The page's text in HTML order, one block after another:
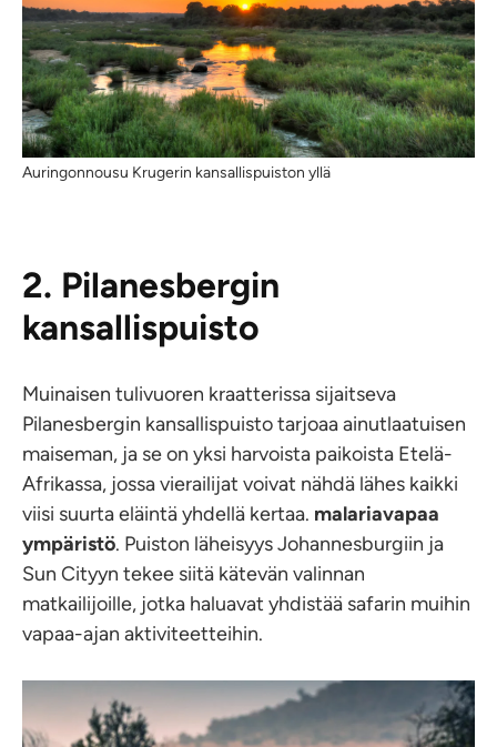
Auringonnousu Krugerin kansallispuiston yllä
2. Pilanesbergin
kansallispuisto
Muinaisen tulivuoren kraatterissa sijaitseva
Pilanesbergin kansallispuisto tarjoaa ainutlaatuisen
maiseman, ja se on yksi harvoista paikoista Etelä-
Afrikassa, jossa vierailijat voivat nähdä lähes kaikki
viisi suurta eläintä yhdellä kertaa. malariavapaa
ympäristö. Puiston läheisyys Johannesburgiin ja
Sun Cityyn tekee siitä kätevän valinnan
matkailijoille, jotka haluavat yhdistää safarin muihin
vapaa-ajan aktiviteetteihin.